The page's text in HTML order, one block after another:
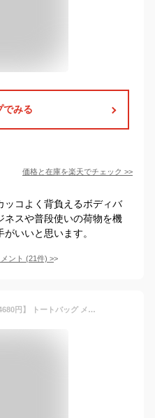
でみる
価格と在庫を楽天でチェック >>
ッコよく背負えるボディバ
ネスや普段使いの荷物を機
いいと思います。
ント (21件) >
【メーカー希望価格8580円→4680円】 トートバッグ メンズ ビジネスバッグ 大きめ バッグ 大容量 ビジネス ブランド カジュアル 鞄 カバン 黒 トートバック ビジネスバック バック 軽量 出張 通勤バッグ 通勤 自立 革 a4 レザー おしゃれ 旅行 旦那 彼氏 プレゼント